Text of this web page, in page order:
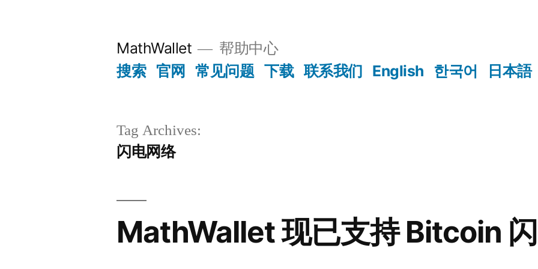
MathWallet 帮助中心
搜索 官网 常见问题 下载 联系我们 English 한국어 日本語
Tag Archives:
闪电网络
MathWallet 现已支持 Bitcoin